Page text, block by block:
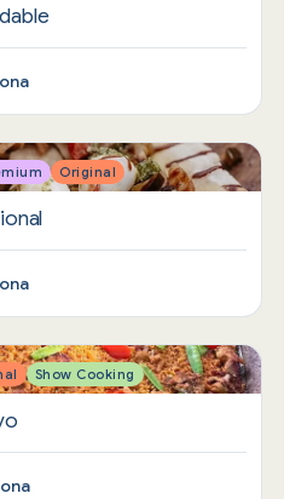
Original
Show Cooking